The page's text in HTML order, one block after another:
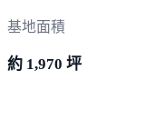
基地面積
約 1,970 坪